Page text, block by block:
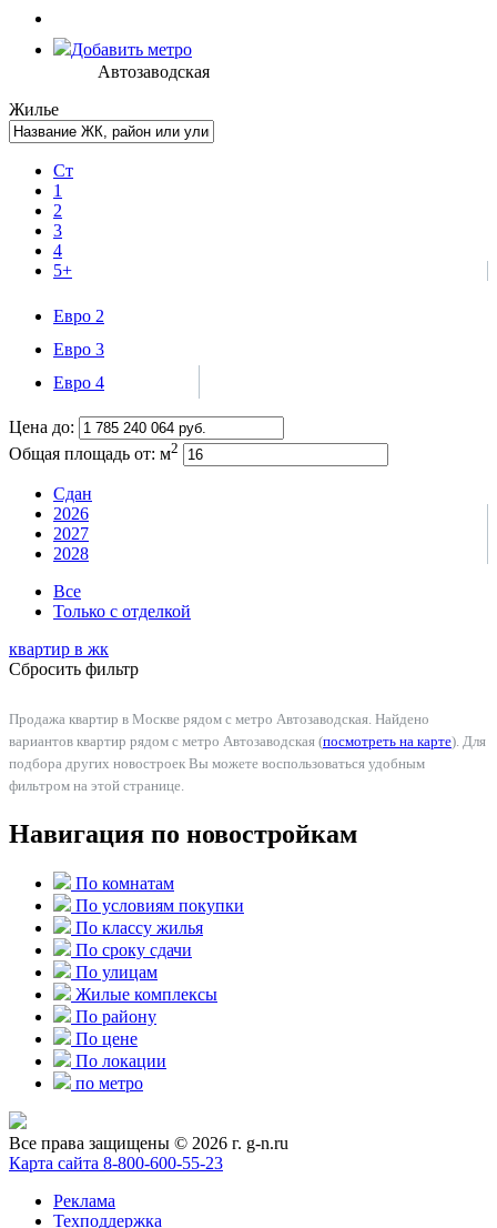
Добавить метро
Автозаводская
Жилье
Ст
1
2
3
4
5+
Евро 2
Евро 3
Евро 4
Цена до:
Общая площадь от: м2
Сдан
2026
2027
2028
Все
Только с отделкой
квартир в жк
Сбросить фильтр
Продажа квартир в Москве рядом с метро Автозаводская. Найдено
вариантов квартир рядом с метро Автозаводская (посмотреть на карте). Для
подбора других новостроек Вы можете воспользоваться удобным
фильтром на этой странице.
Навигация по новостройкам
По комнатам
По условиям покупки
По классу жилья
По сроку сдачи
По улицам
Жилые комплексы
По району
По цене
По локации
по метро
Все права защищены © 2026 г. g-n.ru
Карта сайта 8-800-600-55-23
Реклама
Техподдержка